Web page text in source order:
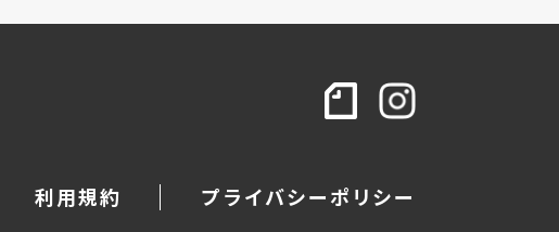
利用規約 プライバシーポリシー